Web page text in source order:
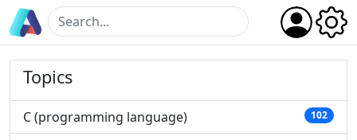
Topics
C (programming language) 102